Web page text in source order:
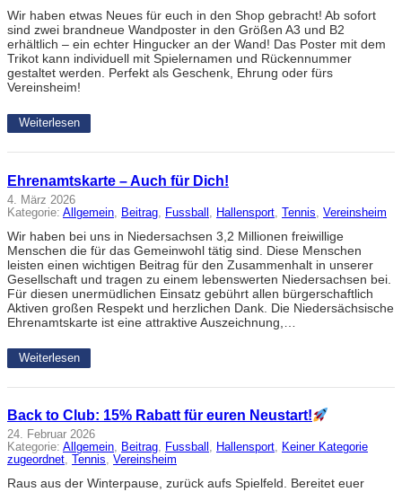
Wir haben etwas Neues für euch in den Shop gebracht! Ab sofort
sind zwei brandneue Wandposter in den Größen A3 und B2
erhältlich – ein echter Hingucker an der Wand! Das Poster mit dem
Trikot kann individuell mit Spielernamen und Rückennummer
gestaltet werden. Perfekt als Geschenk, Ehrung oder fürs
Vereinsheim!
Weiterlesen
Ehrenamtskarte – Auch für Dich!
4. März 2026
Kategorie: Allgemein, Beitrag, Fussball , Hallensport, Tennis, Vereinsheim
Wir haben bei uns in Niedersachsen 3,2 Millionen freiwillige
Menschen die für das Gemeinwohl tätig sind. Diese Menschen
leisten einen wichtigen Beitrag für den Zusammenhalt in unserer
Gesellschaft und tragen zu einem lebenswerten Niedersachsen bei.
Für diesen unermüdlichen Einsatz gebührt allen bürgerschaftlich
Aktiven großen Respekt und herzlichen Dank. Die Niedersächsische
Ehrenamtskarte ist eine attraktive Auszeichnung,…
Weiterlesen
Back to Club: 15% Rabatt für euren Neustart!
24. Februar 2026
Kategorie: Allgemein, Beitrag, Fussball , Hallensport, Keiner Kategorie
zugeordnet, Tennis, Vereinsheim
Raus aus der Winterpause, zurück aufs Spielfeld. Bereitet euer